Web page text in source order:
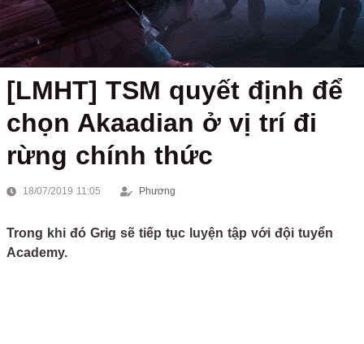
[LMHT] TSM quyết định để
chọn Akaadian ở vị trí đi
rừng chính thức
18/07/2019 11:05 Phương
Trong khi đó Grig sẽ tiếp tục luyện tập với đội tuyển
Academy.